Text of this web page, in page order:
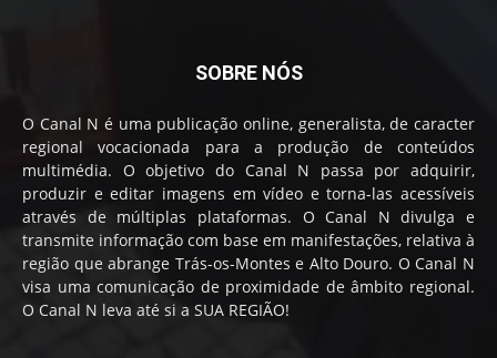
SOBRE NÓS
O Canal N é uma publicação online, generalista, de caracter
regional vocacionada para a produção de conteúdos
multimédia. O objetivo do Canal N passa por adquirir,
produzir e editar imagens em vídeo e torna-las acessíveis
através de múltiplas plataformas. O Canal N divulga e
transmite informação com base em manifestações, relativa à
região que abrange Trás-os-Montes e Alto Douro. O Canal N
visa uma comunicação de proximidade de âmbito regional.
O Canal N leva até si a SUA REGIÃO!